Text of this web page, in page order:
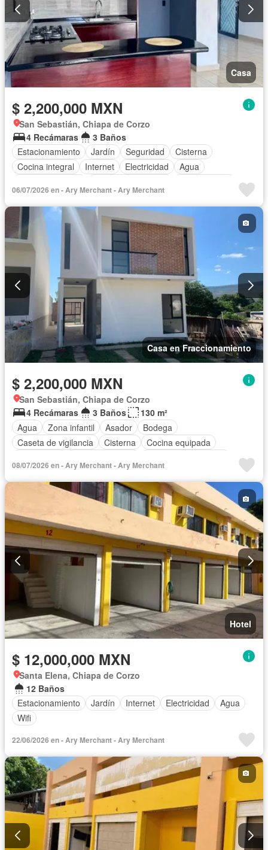
Casa
$ 2,200,000 MXN
San Sebastián, Chiapa de Corzo
4 Recámaras
3 Baños
Estacionamiento
Jardín Seguridad
Cisterna
Cocina integral
Internet Electricidad
Agua
Recámara con closet
Caseta de vigilancia
Vista panorámica
Asador
Permite mascotas
Permite niños
Solo familias
06/07/2026 en - Ary Merchant - Ary Merchant
Casa en Fraccionamiento
$ 2,200,000 MXN
San Sebastián, Chiapa de Corzo
4 Recámaras
3 Baños
130 m²
Agua
Zona infantil Asador
Bodega
Caseta de vigilancia
Cisterna
Cocina equipada
Seguridad
Televisión por cable
Terraza
Vista panorámica
Wifi Zonas verdes
08/07/2026 en - Ary Merchant - Ary Merchant
Hotel
$ 12,000,000 MXN
Santa Elena, Chiapa de Corzo
12 Baños
Estacionamiento
Jardín Internet Electricidad
Agua
Wifi
22/06/2026 en - Ary Merchant - Ary Merchant